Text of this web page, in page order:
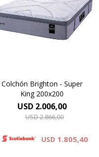
Pillow top cubierto por tejido
de punto de alto gramaje,
con capas de espuma
premium.Altura de colchón
35 cm.
Colchón Brighton - Super
King 200x200
USD 2.006,00
USD2.866,00
USD 1.805,40